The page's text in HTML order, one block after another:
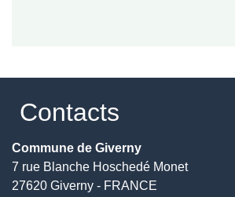
Contacts
Commune de Giverny
7 rue Blanche Hoschedé Monet
27620 Giverny - FRANCE